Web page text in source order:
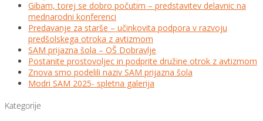
Gibam, torej se dobro počutim – predstavitev delavnic na
mednarodni konferenci
Predavanje za starše – učinkovita podpora v razvoju
predšolskega otroka z avtizmom
SAM prijazna šola – OŠ Dobravlje
Postanite prostovoljec in podprite družine otrok z avtizmom
Znova smo podelili naziv SAM prijazna šola
Modri SAM 2025- spletna galerija
Kategorije